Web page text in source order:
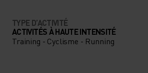
TYPE D’ACTIVITÉ
ACTIVITÉS À HAUTE INTENSITÉ
Training - Cyclisme - Running